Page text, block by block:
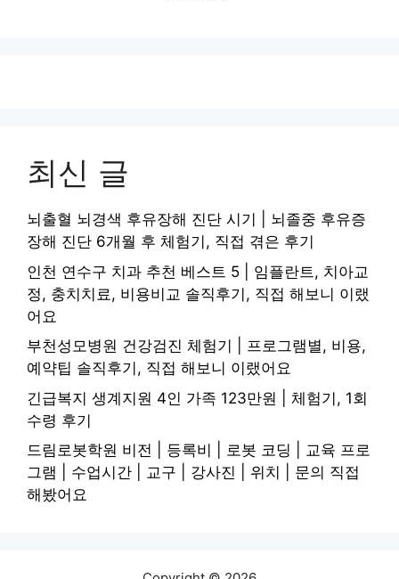
최신 글
뇌출혈 뇌경색 후유장해 진단 시기 | 뇌졸중 후유증
장해 진단 6개월 후 체험기, 직접 겪은 후기
인천 연수구 치과 추천 베스트 5 | 임플란트, 치아교
정, 충치치료, 비용비교 솔직후기, 직접 해보니 이랬
어요
부천성모병원 건강검진 체험기 | 프로그램별, 비용,
예약팁 솔직후기, 직접 해보니 이랬어요
긴급복지 생계지원 4인 가족 123만원 | 체험기, 1회
수령 후기
드림로봇학원 비전 | 등록비 | 로봇 코딩 | 교육 프로
그램 | 수업시간 | 교구 | 강사진 | 위치 | 문의 직접
해봤어요